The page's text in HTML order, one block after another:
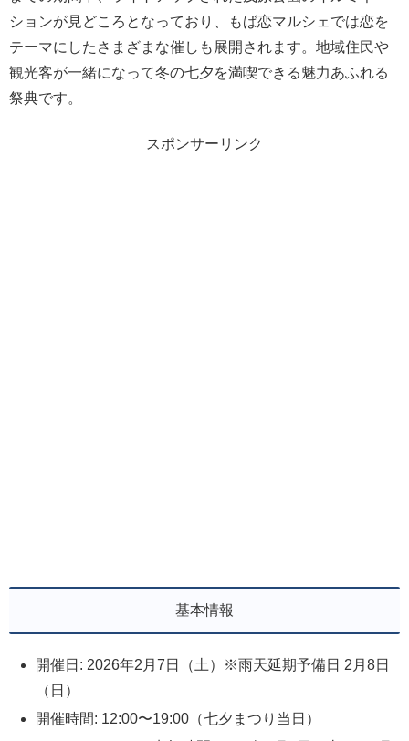
ションが見どころとなっており、もば恋マルシェでは恋を
テーマにしたさまざまな催しも展開されます。地域住民や
観光客が一緒になって冬の七夕を満喫できる魅力あふれる
祭典です。
スポンサーリンク
基本情報
開催日: 2026年2月7日（土）※雨天延期予備日 2月8日
（日）
開催時間: 12:00〜19:00（七夕まつり当日）